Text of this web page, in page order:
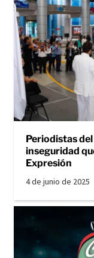
Periodistas
inseguridad
Expresión
4 de junio de 2025